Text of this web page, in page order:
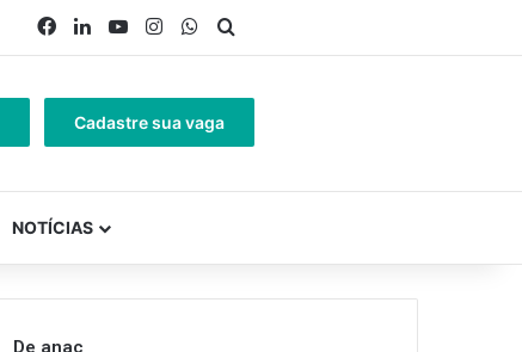
Facebook
LinkedinYouTubeInstagramWhatsApp
Cadastre sua vaga
NOTÍCIAS
De anac